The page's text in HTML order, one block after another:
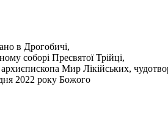
в Дрогобичі,
соборі Пресвятої Трійці,
Мир Лікійських,
2022 року Божого